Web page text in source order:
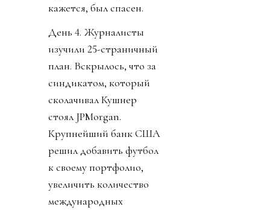
кажется, был спасен.
День 4. Журналисты
изучили 25-страничный
план. Вскрылось, что за
синдикатом, который
сколачивал Кушнер
стоял JPMorgan.
Крупнейший банк США
решил добавить футбол
к своему портфолио,
увеличить количество
международных